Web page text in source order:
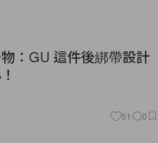
：GU 這件後綁帶設計
51 0